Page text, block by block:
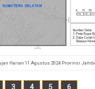
Harian 11 Agustus 2024 Provinsi Jambi
3 4 5 6